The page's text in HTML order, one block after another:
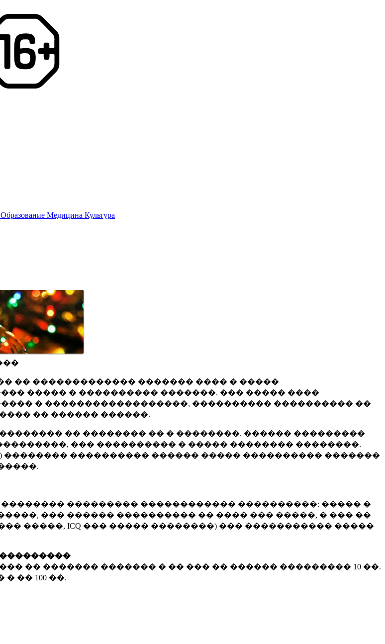
Образование Медицина Культура
�� ������������� ������� ���� � �����
����� � ���������� �������. ��� ����� ����
� ������������������, ���������� ���������� ��
�� ������ ������.
�� �������� �� � ��������. ������ ���������
��� ���������� � ����� �������� ��������.
�������� ���������� ������ ����� ���������� �������
.
��������� ������������ ����������: ����� �
��� ������ ���������� �� ���� ��� �����, � ��� ��
�����, ICQ ��� ����� ��������) ��� ����������� �����
�� ������� ������� � �� ��� �� ������ ��������� 10 ��.
� �� 100 ��.